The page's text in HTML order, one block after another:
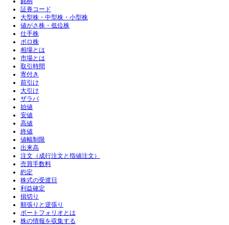
証券コード
大型株・中型株・小型株
値がさ株・低位株
仕手株
ボロ株
相場とは
市場とは
取引時間
寄付き
前引け
大引け
ザラバ
始値
安値
高値
終値
値幅制限
出来高
注文（成行注文と指値注文）
売買手数料
約定
株式の受渡日
利益確定
損切り
順張りと逆張り
ポートフォリオとは
株の情報を収集する